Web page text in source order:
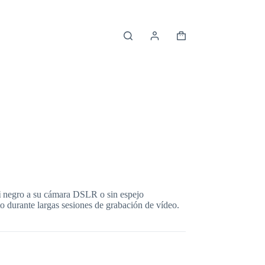
Shopping
negro a su cámara DSLR o sin espejo
durante largas sesiones de grabación de vídeo.